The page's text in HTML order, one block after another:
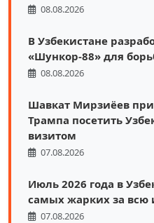
08.08.2026
В Узбекистане
«Шункор-88» для
08.08.2026
Шавкат Мирзиёев
Трампа посетить
визитом
07.08.2026
Июль 2026 года в
самых жарких за
07.08.2026